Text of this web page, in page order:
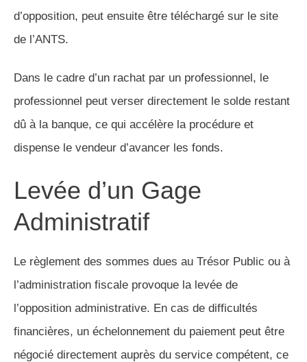
d’opposition, peut ensuite être téléchargé sur le site
de l’ANTS.
Dans le cadre d’un rachat par un professionnel, le
professionnel peut verser directement le solde restant
dû à la banque, ce qui accélère la procédure et
dispense le vendeur d’avancer les fonds.
Levée d’un Gage
Administratif
Le règlement des sommes dues au Trésor Public ou à
l’administration fiscale provoque la levée de
l’opposition administrative. En cas de difficultés
financières, un échelonnement du paiement peut être
négocié directement auprès du service compétent, ce